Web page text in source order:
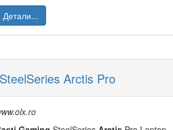
Детали...
Arctis Pro